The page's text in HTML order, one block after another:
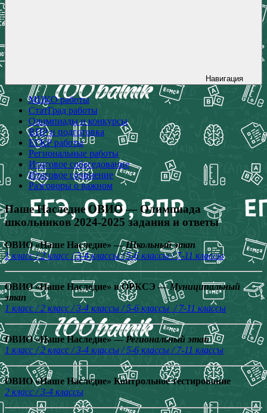
Навигация
МЦКО работы
СтатГрад работы
Олимпиады и конкурсы
ВПР и подготовка
ЕГКР работы
Региональные работы
Итоговое собеседование
Итоговое сочинение
Разговоры о важном
Наше Наследие ОВИО — Олимпиада
школьников 2024-2025 задания и ответы
ОВИО «Наше Наследие» —Школьный этап
1 класс / 2 класс / 3-4 классы / 5-6 классы / 7-11 классы
ОВИО «Наше Наследие» и ОРКСЭ —Муниципальный
этап
1 класс / 2 класс / 3-4 классы / 5-6 классы / 7-11 классы
ОВИО «Наше Наследие» —Региональный этап
1 класс / 2 класс / 3-4 классы / 5-6 классы / 7-11 классы
ОВИО «Наше Наследие» Контрольное тестирование
2 класс / 3-4 классы